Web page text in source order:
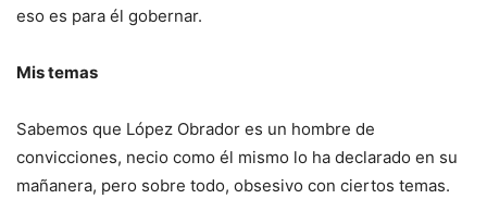
eso es para él gobernar.
Mis temas
Sabemos que López Obrador es un hombre de
convicciones, necio como él mismo lo ha declarado en su
mañanera, pero sobre todo, obsesivo con ciertos temas.